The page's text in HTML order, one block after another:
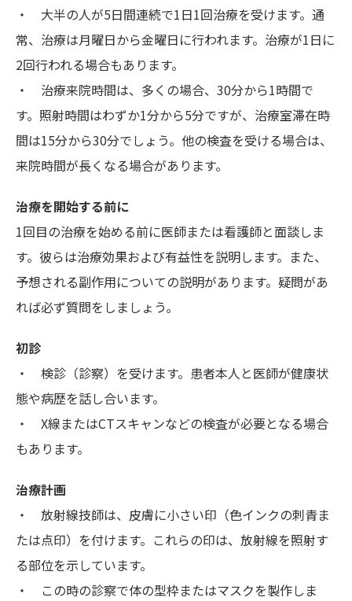
・ 大半の人が5日間連続で1日1回治療を受けます。通
常、治療は月曜日から金曜日に行われます。治療が1日に
2回行われる場合もあります。
・ 治療来院時間は、多くの場合、30分から1時間で
す。照射時間はわずか1分から5分ですが、治療室滞在時
間は15分から30分でしょう。他の検査を受ける場合は、
来院時間が長くなる場合があります。
治療を開始する前に
1回目の治療を始める前に医師または看護師と面談しま
す。彼らは治療効果および有益性を説明します。また、
予想される副作用についての説明があります。疑問があ
れば必ず質問をしましょう。
初診
・ 検診（診察）を受けます。患者本人と医師が健康状
態や病歴を話し合います。
・ X線またはCTスキャンなどの検査が必要となる場合
もあります。
治療計画
・ 放射線技師は、皮膚に小さい印（色インクの刺青ま
たは点印）を付けます。これらの印は、放射線を照射す
る部位を示しています。
・ この時の診察で体の型枠またはマスクを製作しま